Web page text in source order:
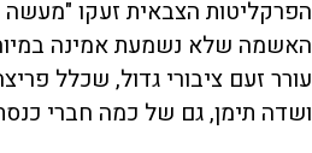
הפרקליטות הצבאית זעקו "מעשה
האשמה שלא נשמעת אמינה
עורר זעם ציבורי גדול, שכלל
ושדה תימן, גם של כמה חברי